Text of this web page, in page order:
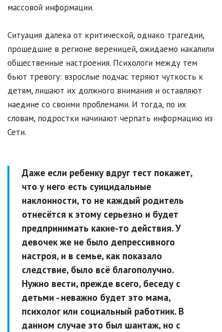
массовой информации.
Ситуация далека от критической, однако трагедии,
прошедшие в регионе вереницей, ожидаемо накалили
общественные настроения. Психологи между тем
бьют тревогу: взрослые подчас теряют чуткость к
детям, лишают их должного внимания и оставляют
наедине со своими проблемами. И тогда, по их
словам, подростки начинают черпать информацию из
Сети.
Даже если ребенку вдруг тест покажет,
что у него есть суицидальные
наклонности, то не каждый родитель
отнесётся к этому серьезно и будет
предпринимать какие-то действия. У
девочек же не было депрессивного
настроя, и в семье, как показало
следствие, было всё благополучно.
Нужно вести, прежде всего, беседу с
детьми - неважно будет это мама,
психолог или социальный работник. В
данном случае это был шантаж, но с